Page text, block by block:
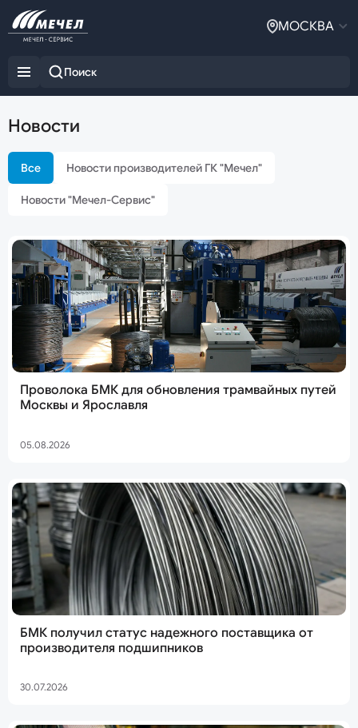
МОСКВА
Новости
Все Новости производителей ГК "Мечел"
Новости "Мечел-Сервис"
Проволока БМК для обновления трамвайных путей
Москвы и Ярославля
05.08.2026
БМК получил статус надежного поставщика от
производителя подшипников
30.07.2026